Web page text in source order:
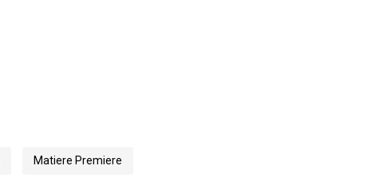
Matiere Premiere